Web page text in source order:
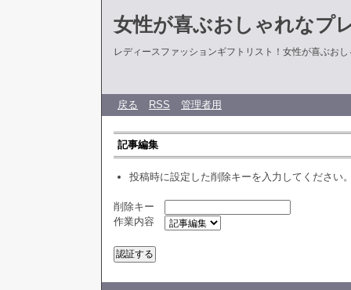
女性が喜ぶおしゃれなプ
レディースファッションギフトリスト！女性が喜ぶお
戻る RSS 管理者用
記事編集
投稿時に設定した削除キーを入力してください
削除キー
作業内容